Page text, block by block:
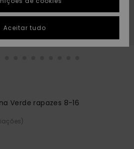
conversa para
a
mais
para as
Verde rapazes 8-16
Aceitar tudo